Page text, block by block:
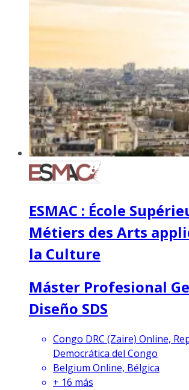
ESMAC : École
Métiers des Arts
la Culture
Máster Profesional
Diseño SDS
Congo DRC (Zaire) Online,
Democrática del Congo
Belgium Online, Bélgica
+ 16 más